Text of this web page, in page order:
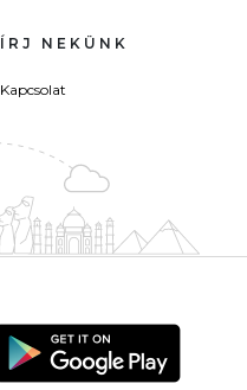
ÍRJ NEKÜNK
Kapcsolat